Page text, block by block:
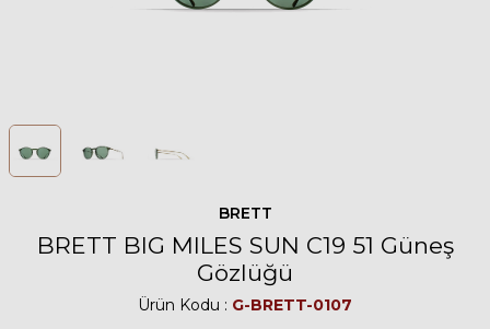
BRETT
BRETT BIG MILES SUN C19 51 Güneş
Gözlüğü
Ürün Kodu : G-BRETT-0107